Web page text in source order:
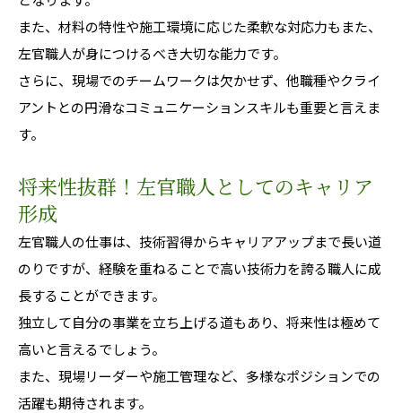
また、材料の特性や施工環境に応じた柔軟な対応力もまた、
左官職人が身につけるべき大切な能力です。
さらに、現場でのチームワークは欠かせず、他職種やクライ
アントとの円滑なコミュニケーションスキルも重要と言えま
す。
将来性抜群！左官職人としてのキャリア
形成
左官職人の仕事は、技術習得からキャリアアップまで長い道
のりですが、経験を重ねることで高い技術力を誇る職人に成
長することができます。
独立して自分の事業を立ち上げる道もあり、将来性は極めて
高いと言えるでしょう。
また、現場リーダーや施工管理など、多様なポジションでの
活躍も期待されます。